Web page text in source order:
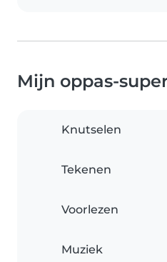
Mijn oppas-
Knutselen
Tekenen
Voorlezen
Muziek